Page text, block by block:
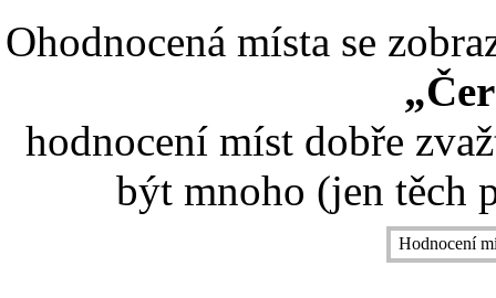
Ohodnocená místa se
hodnocení míst dobře
být mnoho (jen těch
Hodnocení